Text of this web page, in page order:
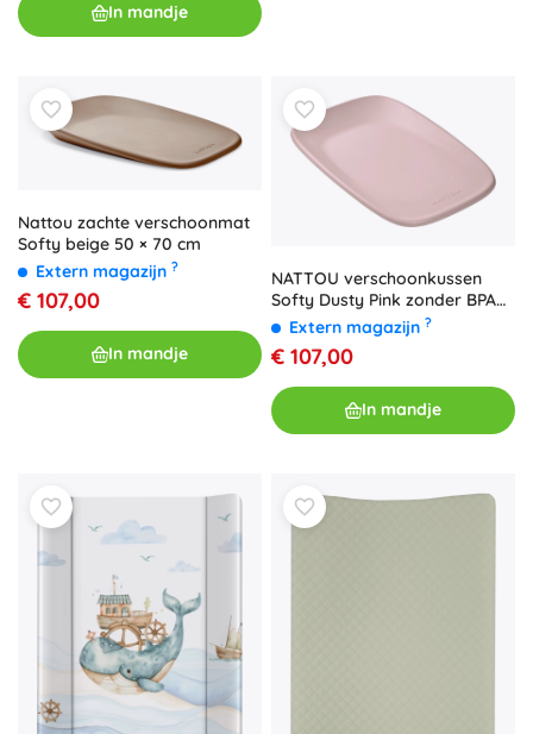
In mandje
Nattou zachte verschoonmat
Softy beige 50 × 70 cm
Extern magazijn ?
€ 107,00
In mandje
NATTOU verschoonkussen
Softy Dusty Pink zonder BPA
50 × 70 cm
Extern magazijn ?
€ 107,00
In mandje